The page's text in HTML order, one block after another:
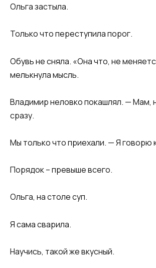
Ольга застыла.
Только что переступила порог.
Обувь не сняла. «Она что, не
мелькнула мысль.
Владимир неловко покашлял. — Мам,
сразу.
Мы только что приехали. — Я говорю
Порядок – превыше всего.
Ольга, на столе суп.
Я сама сварила.
Научись, такой же вкусный.